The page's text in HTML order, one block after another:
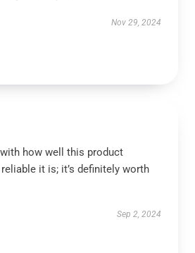
Nov 29, 2024
with how well this product
it is; it’s definitely worth
Sep 2, 2024